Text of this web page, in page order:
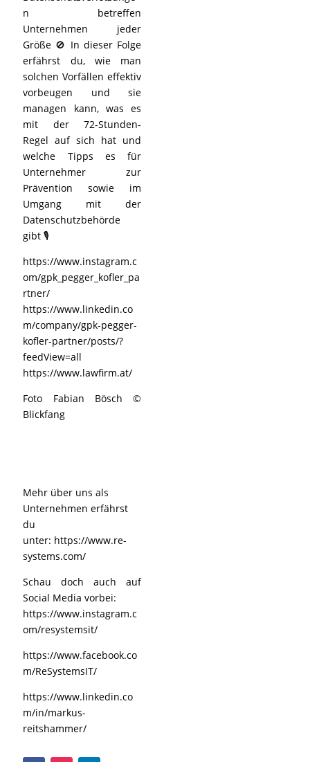
n betreffen
Unternehmen jeder
Größe 🚫 In dieser Folge
erfährst du, wie man
solchen Vorfällen effektiv
vorbeugen und sie
managen kann, was es
mit der 72-Stunden-
Regel auf sich hat und
welche Tipps es für
Unternehmer zur
Prävention sowie im
Umgang mit der
Datenschutzbehörde
gibt 🎙️
https://www.instagram.c
om/gpk_pegger_kofler_pa
rtner/
https://www.linkedin.co
m/company/gpk-pegger-
kofler-partner/posts/?
feedView=all
https://www.lawfirm.at/
Foto Fabian Bösch ©
Blickfang
Mehr über uns als
Unternehmen erfährst
du
unter: https://www.re-
systems.com/
Schau doch auch auf
Social Media vorbei:
https://www.instagram.c
om/resystemsit/
https://www.facebook.co
m/ReSystemsIT/
https://www.linkedin.co
m/in/markus-
reitshammer/